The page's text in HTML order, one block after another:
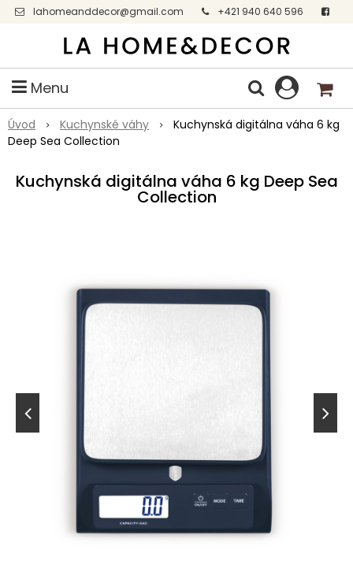
lahomeanddecor@gmail.com
+421 940 640 596
Facebook
Menu
Úvod Kuchynské váhy
Kuchynská digitálna váha 6 kg
Deep Sea Collection
Kuchynská digitálna váha 6 kg Deep Sea
Collection